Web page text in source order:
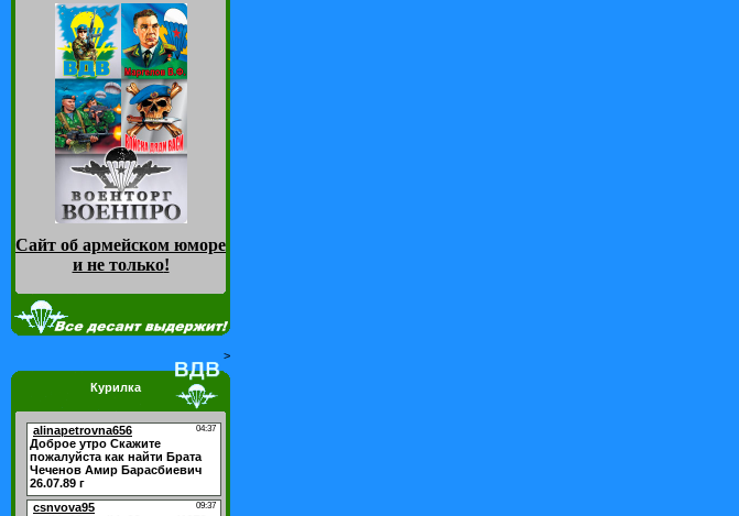
Сайт об армейском юморе
и не только!
>
Курилка